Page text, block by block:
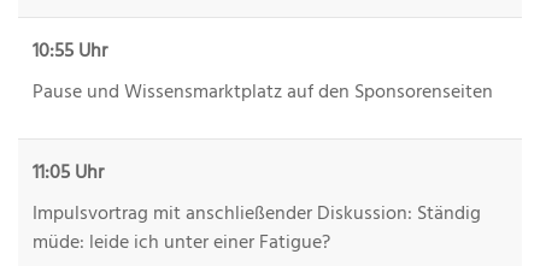
10:55 Uhr
Pause und Wissensmarktplatz auf den Sponsorenseiten
11:05 Uhr
Impulsvortrag mit anschließender Diskussion: Ständig
müde: leide ich unter einer Fatigue?